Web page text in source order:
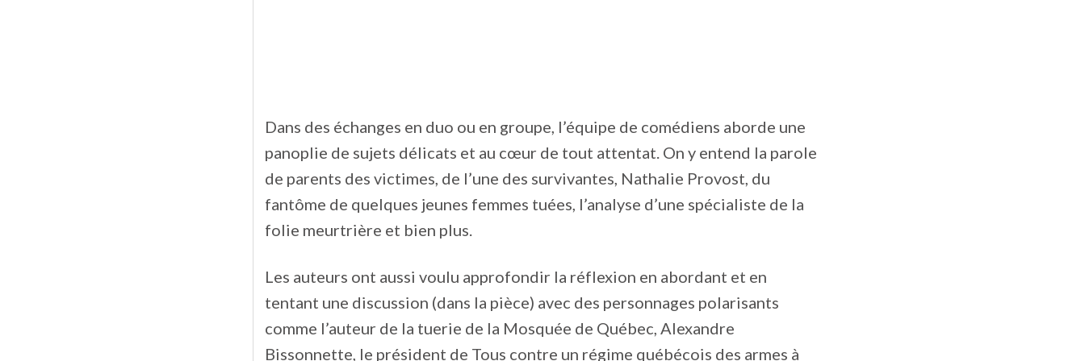
Dans des échanges en duo ou en groupe, l’équipe de comédiens aborde une
panoplie de sujets délicats et au cœur de tout attentat. On y entend la parole
de parents des victimes, de l’une des survivantes, Nathalie Provost, du
fantôme de quelques jeunes femmes tuées, l’analyse d’une spécialiste de la
folie meurtrière et bien plus.
Les auteurs ont aussi voulu approfondir la réflexion en abordant et en
tentant une discussion (dans la pièce) avec des personnages polarisants
comme l’auteur de la tuerie de la Mosquée de Québec, Alexandre
Bissonnette, le président de Tous contre un régime québécois des armes à